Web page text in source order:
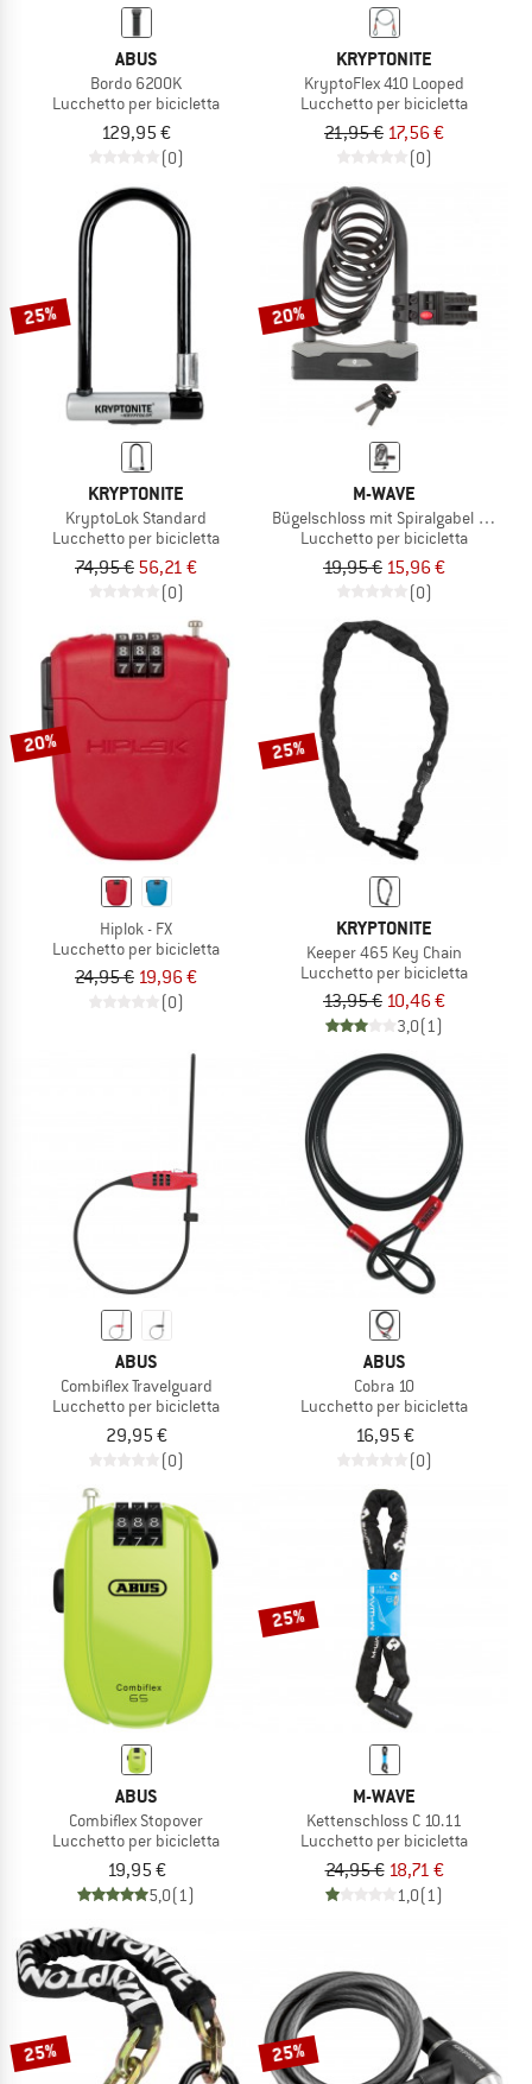
ABUS
Bordo 6200K
Lucchetto per bicicletta
129,95 €
(0)
KRYPTONITE
KryptoFlex 410 Looped
Lucchetto per bicicletta
21,95 € 17,56 €
(0)
25%
KRYPTONITE
KryptoLok Standard
Lucchetto per bicicletta
74,95 € 56,21 €
(0)
20%
M-WAVE
Bügelschloss mit Spiralgabel B & S
Lucchetto per bicicletta
19,95 € 15,96 €
(0)
20%
Hiplok - FX
Lucchetto per bicicletta
24,95 € 19,96 €
(0)
25%
KRYPTONITE
Keeper 465 Key Chain
Lucchetto per bicicletta
13,95 € 10,46 €
3,0(1)
ABUS
Combiflex Travelguard
Lucchetto per bicicletta
29,95 €
(0)
ABUS
Cobra 10
Lucchetto per bicicletta
16,95 €
(0)
ABUS
Combiflex Stopover
Lucchetto per bicicletta
19,95 €
5,0(1)
25%
M-WAVE
Kettenschloss C 10.11
Lucchetto per bicicletta
24,95 € 18,71 €
1,0(1)
25% 25%